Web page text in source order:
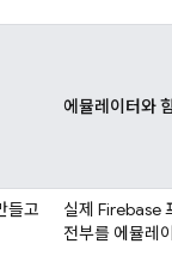
에뮬레이터와
들고
실제 Firebase
전부를 에뮬레